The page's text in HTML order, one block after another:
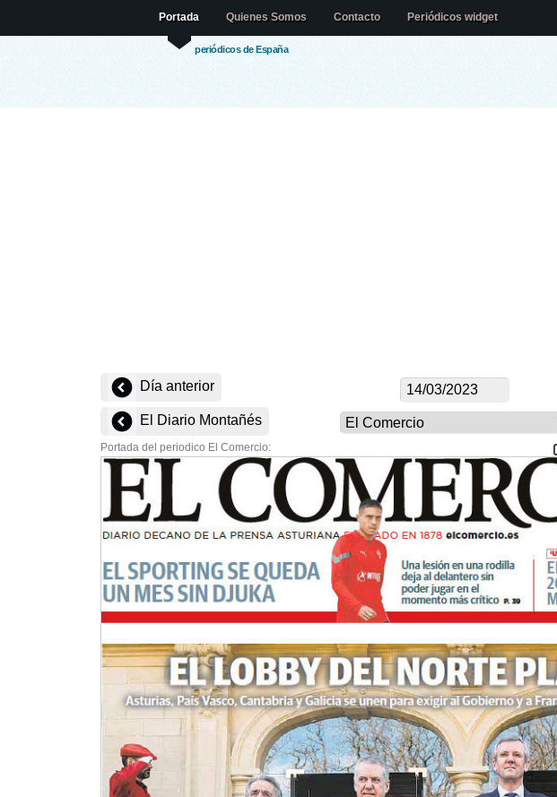
periódicos de España
Portada Quienes Somos Contacto Periódicos widget
Día anterior
El Diario Montañés
Portada del periodico El Comercio: